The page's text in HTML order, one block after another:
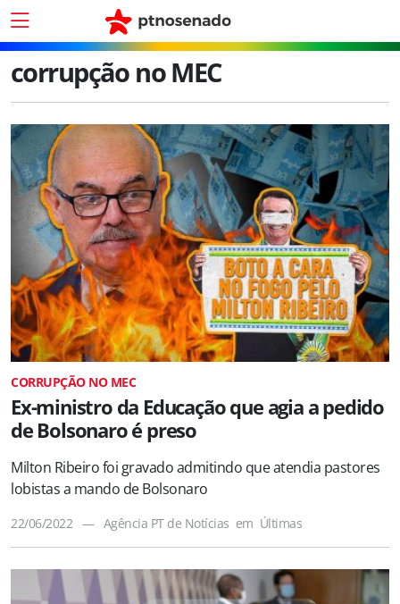
corrupção no MEC
CORRUPÇÃO NO MEC
Ex-ministro da Educação que agia a pedido
de Bolsonaro é preso
Milton Ribeiro foi gravado admitindo que atendia pastores
lobistas a mando de Bolsonaro
22/06/2022 — Agência PT de Notícias em Últimas